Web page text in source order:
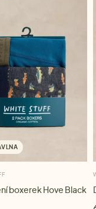
boxerek Hove Black